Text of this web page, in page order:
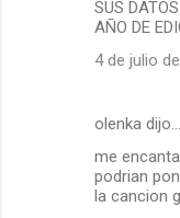
SUS
AÑO DE
4 de julio
olenka dijo…
me
podrian
la cancion